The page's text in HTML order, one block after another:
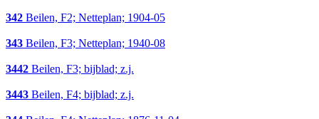
342 Beilen, F2; Netteplan; 1904-05
343 Beilen, F3; Netteplan; 1940-08
3442 Beilen, F3; bijblad; z.j.
3443 Beilen, F4; bijblad; z.j.